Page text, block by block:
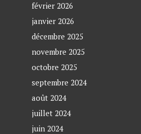
février 2026
janvier 2026
décembre 2025
novembre 2025
octobre 2025
septembre 2024
août 2024
juillet 2024
juin 2024